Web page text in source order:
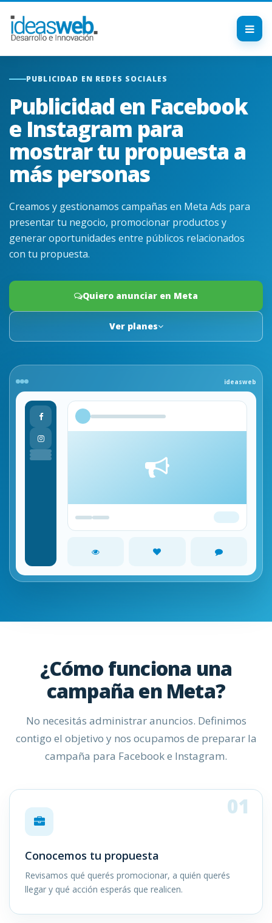
PUBLICIDAD EN REDES SOCIALES
Publicidad en Facebook
e Instagram para
mostrar tu propuesta a
más personas
Creamos y gestionamos campañas en Meta Ads para
presentar tu negocio, promocionar productos y
generar oportunidades entre públicos relacionados
con tu propuesta.
Quiero anunciar en Meta
Ver planes
ideasweb
¿Cómo funciona una
campaña en Meta?
No necesitás administrar anuncios. Definimos
contigo el objetivo y nos ocupamos de preparar la
campaña para Facebook e Instagram.
01
Conocemos tu propuesta
Revisamos qué querés promocionar, a quién querés
llegar y qué acción esperás que realicen.